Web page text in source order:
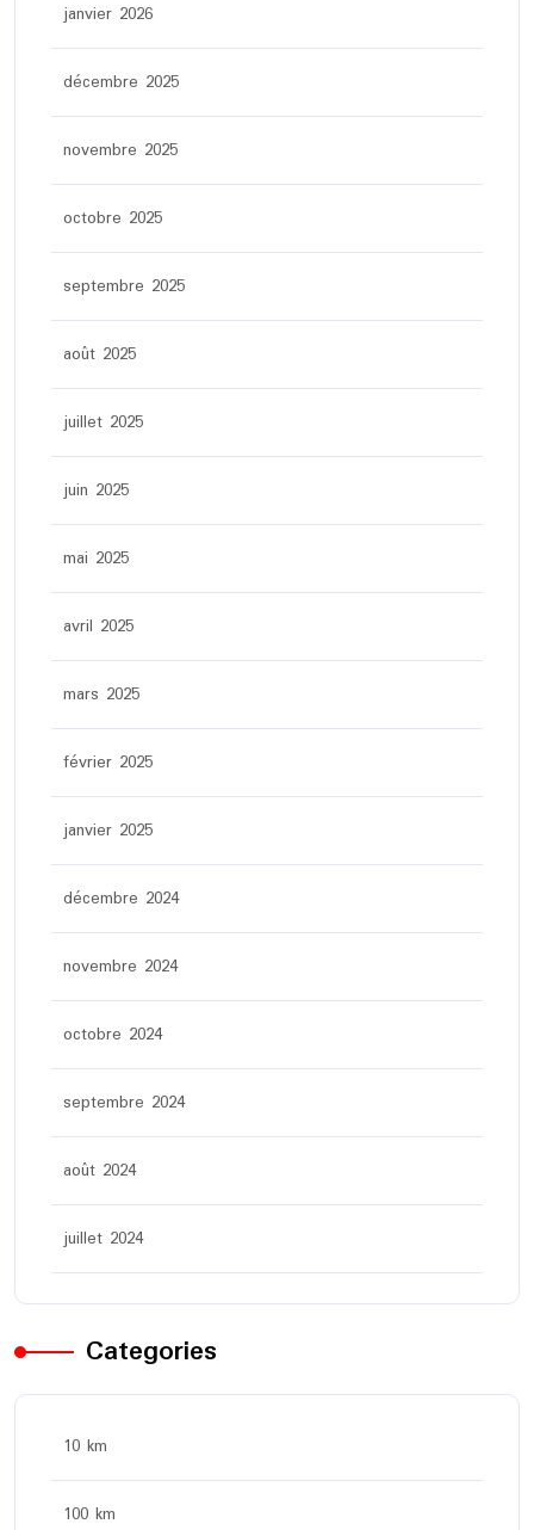
janvier 2026
décembre 2025
novembre 2025
octobre 2025
septembre 2025
août 2025
juillet 2025
juin 2025
mai 2025
avril 2025
mars 2025
février 2025
janvier 2025
décembre 2024
novembre 2024
octobre 2024
septembre 2024
août 2024
juillet 2024
Categories
10 km
100 km